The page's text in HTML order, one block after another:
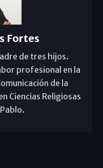
Fortes
de tres hijos.
profesional en la
de la
Ciencias Religiosas